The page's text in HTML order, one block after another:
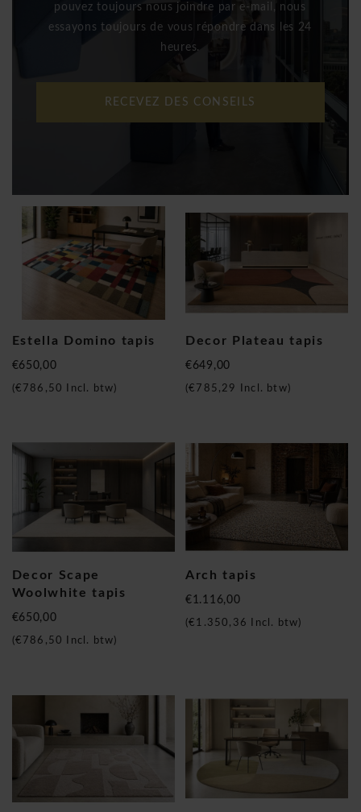
pouvez toujours nous joindre par e-mail, nous
essayons toujours de vous répondre dans les 24
heures.
RECEVEZ DES CONSEILS
Estella Domino tapis
€650,00
€786,50 Incl. btw)
Decor Plateau tapis
€649,00
(€785,29 Incl. btw)
Decor Scape
Woolwhite tapis
€650,00
(€786,50 Incl. btw)
Arch tapis
€1.116,00
(€1.350,36 Incl. btw)